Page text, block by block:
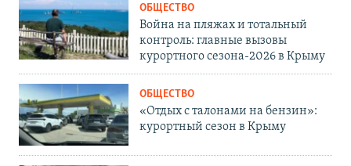
ОБЩЕСТВО
Война на пляжах и тотальный
контроль: главные вызовы
курортного сезона-2026 в Крыму
ОБЩЕСТВО
«Отдых с талонами на бензин»:
курортный сезон в Крыму